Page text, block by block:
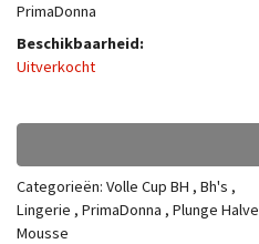
PrimaDonna
Beschikbaarheid:
Uitverkocht
Categorieën: Volle Cup BH , Bh's ,
Lingerie , PrimaDonna , Plunge Halve
Mousse